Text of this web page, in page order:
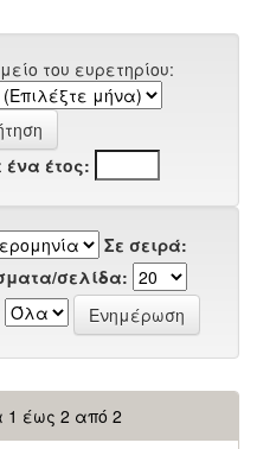
του ευρετηρίου:
έτος:
Σε σειρά:
σελίδα:
έως 2 από 2